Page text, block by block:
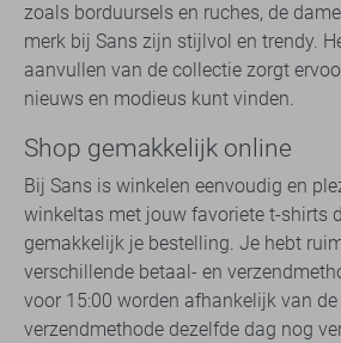
zoals borduursels en ruches, de
merk bij Sans zijn stijlvol en trendy.
aanvullen van de collectie zorgt
nieuws en modieus kunt vinden.
Shop gemakkelijk online
Bij Sans is winkelen eenvoudig en
winkeltas met jouw favoriete t-shirts
gemakkelijk je bestelling. Je hebt
verschillende betaal- en
voor 15:00 worden afhankelijk van de
verzendmethode dezelfde dag nog